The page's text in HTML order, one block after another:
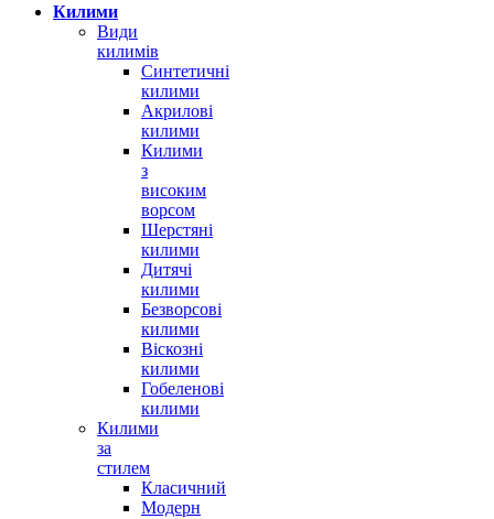
Килими
Види
килимів
Синтетичні
килими
Акрилові
килими
Килими
з
високим
ворсом
Шерстяні
килими
Дитячі
килими
Безворсові
килими
Віскозні
килими
Гобеленові
килими
Килими
за
стилем
Класичний
Модерн